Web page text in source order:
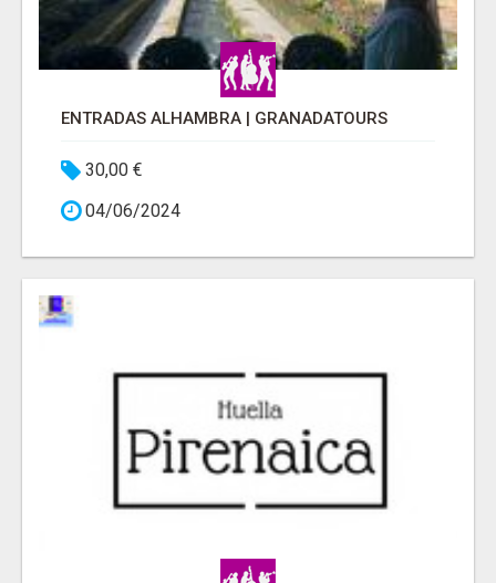
ENTRADAS ALHAMBRA | GRANADATOURS
30,00 €
04/06/2024